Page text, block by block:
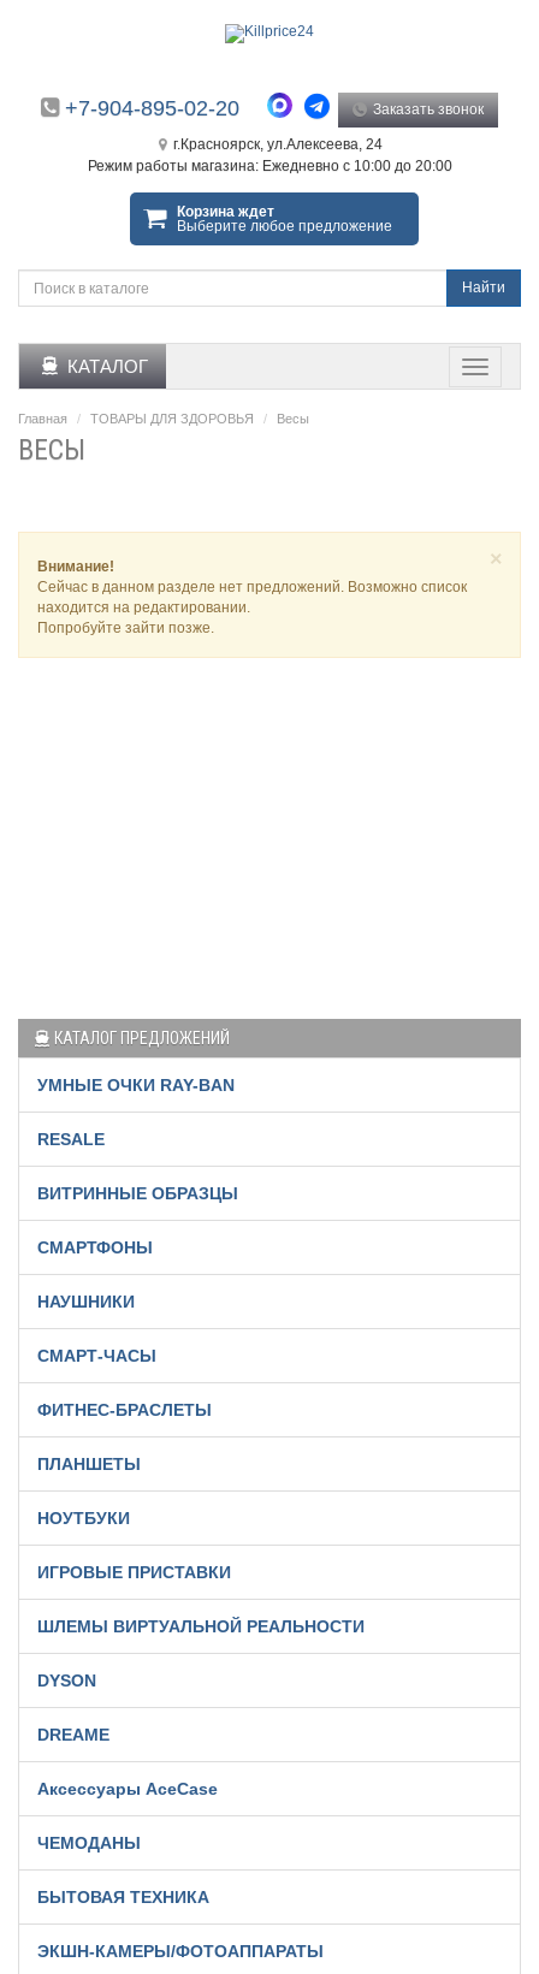
+7-904-895-02-20 Заказать звонок
г.Красноярск, ул.Алексеева, 24
Режим работы магазина: Ежедневно с 10:00 до 20:00
Корзина ждет
Выберите любое предложение
Найти
КАТАЛОГ
Главная ТОВАРЫ ДЛЯ ЗДОРОВЬЯ Весы
ВЕСЫ
×
Внимание!
Сейчас в данном разделе нет предложений. Возможно список
находится на редактировании.
Попробуйте зайти позже.
КАТАЛОГ ПРЕДЛОЖЕНИЙ
УМНЫЕ ОЧКИ RAY-BAN
RESALE
ВИТРИННЫЕ ОБРАЗЦЫ
СМАРТФОНЫ
НАУШНИКИ
СМАРТ-ЧАСЫ
ФИТНЕС-БРАСЛЕТЫ
ПЛАНШЕТЫ
НОУТБУКИ
ИГРОВЫЕ ПРИСТАВКИ
ШЛЕМЫ ВИРТУАЛЬНОЙ РЕАЛЬНОСТИ
DYSON
DREAME
Аксессуары AceCase
ЧЕМОДАНЫ
БЫТОВАЯ ТЕХНИКА
ЭКШН-КАМЕРЫ/ФОТОАППАРАТЫ